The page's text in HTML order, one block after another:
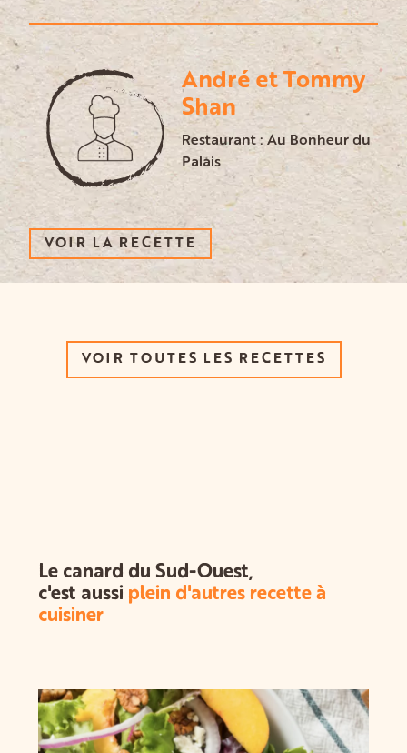
André et Tommy
Shan
Restaurant : Au Bonheur du
Palais
VOIR LA RECETTE
VOIR TOUTES LES RECETTES
Le canard du Sud-Ouest,
c'est aussi plein d'autres recette à
cuisiner